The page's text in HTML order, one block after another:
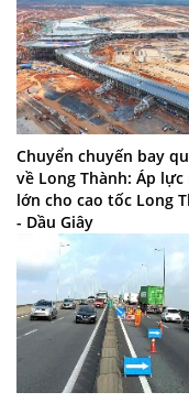
Chuyển chuyến bay
về Long Thành: Áp
lớn cho cao tốc Long
- Dầu Giây